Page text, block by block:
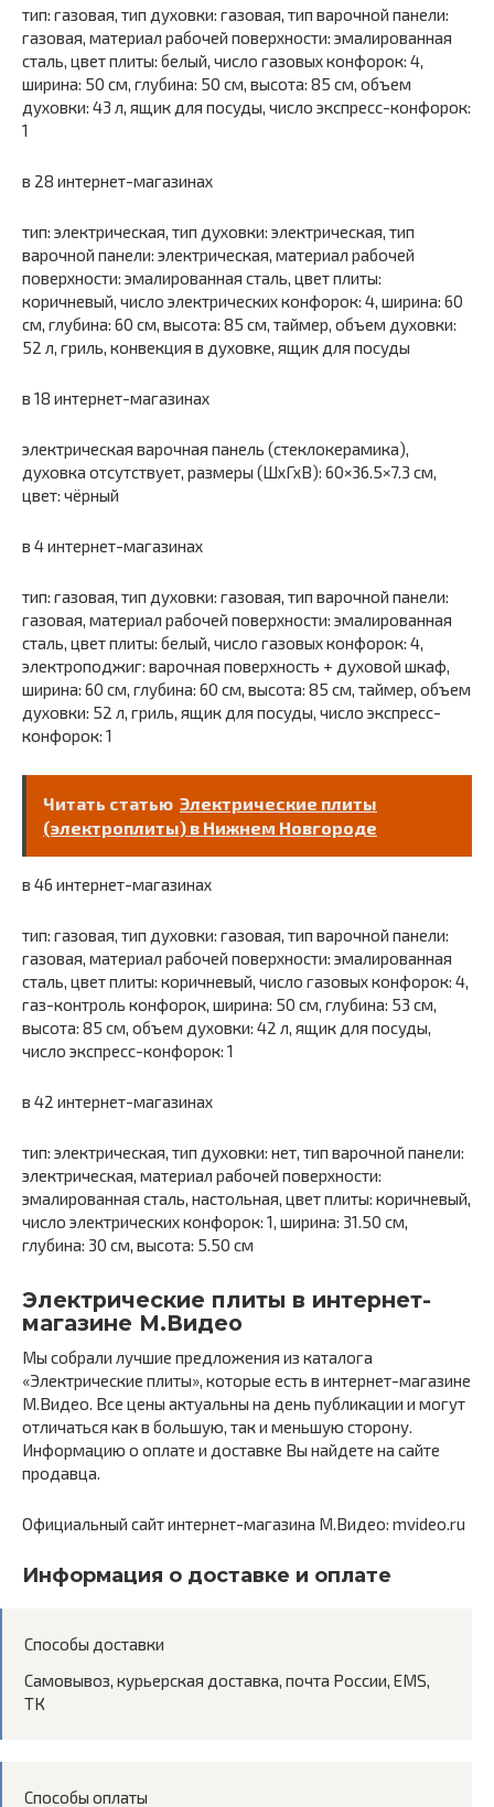
тип: газовая, тип духовки: газовая, тип варочной панели:
газовая, материал рабочей поверхности: эмалированная
сталь, цвет плиты: белый, число газовых конфорок: 4,
ширина: 50 см, глубина: 50 см, высота: 85 см, объем
духовки: 43 л, ящик для посуды, число экспресс-конфорок:
1
в 28 интернет-магазинах
тип: электрическая, тип духовки: электрическая, тип
варочной панели: электрическая, материал рабочей
поверхности: эмалированная сталь, цвет плиты:
коричневый, число электрических конфорок: 4, ширина: 60
см, глубина: 60 см, высота: 85 см, таймер, объем духовки:
52 л, гриль, конвекция в духовке, ящик для посуды
в 18 интернет-магазинах
электрическая варочная панель (стеклокерамика),
духовка отсутствует, размеры (ШхГхВ): 60×36.5×7.3 см,
цвет: чёрный
в 4 интернет-магазинах
тип: газовая, тип духовки: газовая, тип варочной панели:
газовая, материал рабочей поверхности: эмалированная
сталь, цвет плиты: белый, число газовых конфорок: 4,
электроподжиг: варочная поверхность + духовой шкаф,
ширина: 60 см, глубина: 60 см, высота: 85 см, таймер, объем
духовки: 52 л, гриль, ящик для посуды, число экспресс-
конфорок: 1
Читать статью Электрические плиты
(электроплиты) в Нижнем Новгороде
в 46 интернет-магазинах
тип: газовая, тип духовки: газовая, тип варочной панели:
газовая, материал рабочей поверхности: эмалированная
сталь, цвет плиты: коричневый, число газовых конфорок: 4,
газ-контроль конфорок, ширина: 50 см, глубина: 53 см,
высота: 85 см, объем духовки: 42 л, ящик для посуды,
число экспресс-конфорок: 1
в 42 интернет-магазинах
тип: электрическая, тип духовки: нет, тип варочной панели:
электрическая, материал рабочей поверхности:
эмалированная сталь, настольная, цвет плиты: коричневый,
число электрических конфорок: 1, ширина: 31.50 см,
глубина: 30 см, высота: 5.50 см
Электрические плиты в интернет-
магазине М.Видео
Мы собрали лучшие предложения из каталога
«Электрические плиты», которые есть в интернет-магазине
М.Видео. Все цены актуальны на день публикации и могут
отличаться как в большую, так и меньшую сторону.
Информацию о оплате и доставке Вы найдете на сайте
продавца.
Официальный сайт интернет-магазина М.Видео: mvideo.ru
Информация о доставке и оплате
Способы доставки
Самовывоз, курьерская доставка, почта России, EMS,
ТК
Способы оплаты